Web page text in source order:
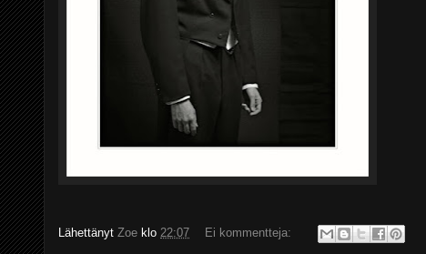
Lähettänyt Zoe klo 22:07 Ei kommentteja: